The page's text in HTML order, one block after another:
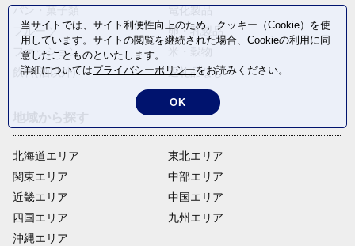
フルーツ
卵・乳製品
ファッション
飲料(酒以外)
返礼品なし
北海道エリア
関東エリア
近畿エリア
四国エリア
沖縄エリア
東北エリア
中部エリア
中国エリア
九州エリア
当サイトでは、サイト利便性向上のため、クッキー（Cookie）を使
用しています。サイトの閲覧を継続された場合、Cookieの利用に同
意したことものといたします。
詳細についてはプライバシーポリシーをお読みください。
OK